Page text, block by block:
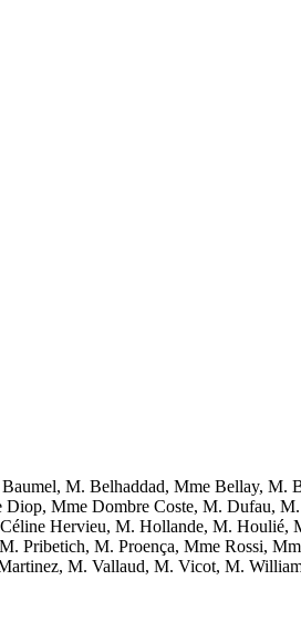
M. Belhaddad, Mme Bellay,
Mme Dombre Coste, M. Dufau,
Hervieu, M. Hollande, M. Houlié,
M. Proença, Mme Rossi,
M. Vallaud, M. Vicot, M. William